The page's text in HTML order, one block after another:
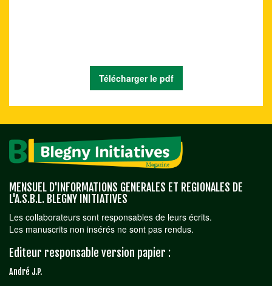
Télécharger le pdf
MENSUEL D'INFORMATIONS GENERALES ET REGIONALES DE
L'A.S.B.L. BLEGNY INITIATIVES
Les collaborateurs sont responsables de leurs écrits.
Les manuscrits non insérés ne sont pas rendus.
Editeur responsable version papier :
André J.P.